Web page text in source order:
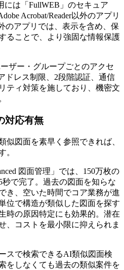
には「FullWEB」のセキュア
Acrobat/Reader以外のアプリ
のアプリでは、表示を含め、保
ることで、より強固な情報保護
ザー・グループごとのアクセ
ドレス制限、2段階認証、通信
ティ対策を施しており、機密文
対応有無
似図面を素早く参照できれば、
。
図面管理」では、150万枚の
で完了。過去の図面を知らな
き、空いた時間でコア業務が進
位で構造が類似した図面を探す
時の原因特定にも効果的。潜在
、コストを最小限に抑えられま
スで検索できるAI類似図面検
をしなくても過去の類似案件を